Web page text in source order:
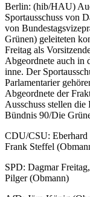
Berlin: (hib/HAU)
Sportausschuss von
von
Grünen) geleiteten
Freitag als
Abgeordnete auch in
inne. Der
Parlamentarier
Abgeordnete der
Ausschuss stellen
Bündnis 90/Die
CDU/CSU: Eberhard
Frank Steffel
SPD: Dagmar
Pilger (Obmann)